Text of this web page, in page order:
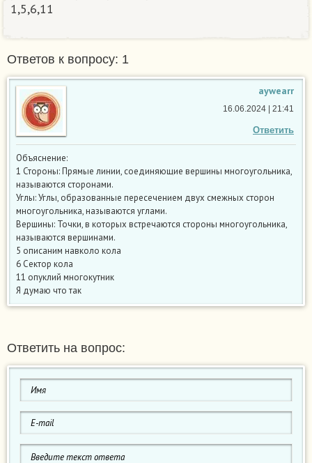
1,5,6,11​
Ответов к вопросу: 1
aywearr
Ответить
16.06.2024 | 21:41
Объяснение:
1 Стороны: Прямые линии, соединяющие вершины многоугольника,
называются сторонами.
Углы: Углы, образованные пересечением двух смежных сторон
многоугольника, называются углами.
Вершины: Точки, в которых встречаются стороны многоугольника,
называются вершинами.
5 описаним навколо кола
6 Сектор кола
11 опуклий многокутник
Я думаю что так
Ответить на вопрос: